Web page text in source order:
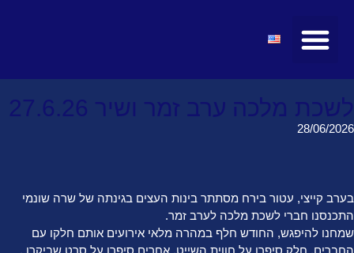
לשכת מלכה ערב זמר ושיר 27.6.26
28/06/2026
בערב קייצי, עטור בירח מסתתר בינות העצים בגינתה של שרה שונמי
התכנסנו חברי לשכת מלכה לערב זמר.
שמחנו להיפגש, החודש חלף במהרה מלאי אירועים אותם חלקו עם
החברים. חלק סיפרו על חווית השייט, אחרים סיפרו על סרט שביקרו ,